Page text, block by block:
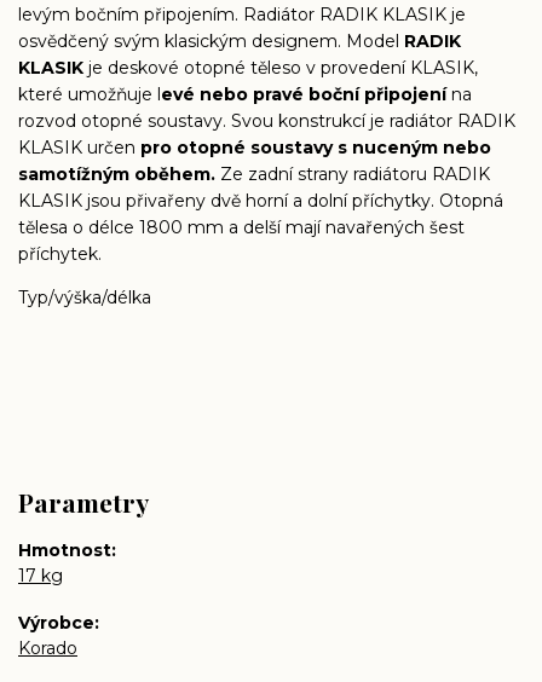
levým bočním připojením. Radiátor RADIK KLASIK je
osvědčený svým klasickým designem. Model RADIK
KLASIK je deskové otopné těleso v provedení KLASIK,
které umožňuje levé nebo pravé boční připojenína
rozvod otopné soustavy. Svou konstrukcí je radiátor RADIK
KLASIK určen pro otopné soustavy s nuceným nebo
samotížným oběhem. Ze zadní strany radiátoru RADIK
KLASIK jsou přivařeny dvě horní a dolní příchytky. Otopná
tělesa o délce 1800 mm a delší mají navařených šest
příchytek.
Typ/výška/délka
Parametry
Hmotnost
17 kg
Výrobce
Korado